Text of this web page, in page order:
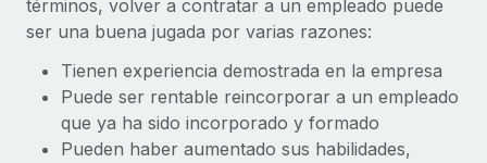
Conexión Remote
Integra los RR. HH. en tus flujos de trabajo sin
Plataforma
Funciones esenciales de RR. HH. integradas para tu
equipo.
Amplía tu equipo con soluciones de RR. HH.
personalizadas.
Empresa
RR. HH. globales para grandes empresas.
Casos prácticos
Listas de verificación y plantillas
Biblioteca de descripciones de puestos
Italiano
Português (Portugal)
日本語
términos, volver a contratar a un empleado puede
ser una buena jugada por varias razones:
Tienen experiencia demostrada en la empresa
Puede ser rentable reincorporar a un empleado
que ya ha sido incorporado y formado
Pueden haber aumentado sus habilidades,